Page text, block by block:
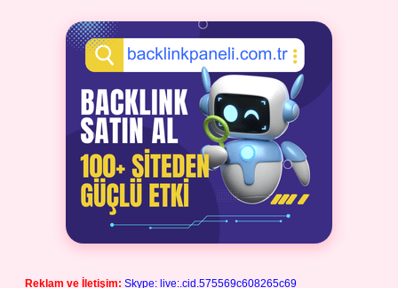
Reklam ve İletişim: Skype: live:.cid.575569c608265c69